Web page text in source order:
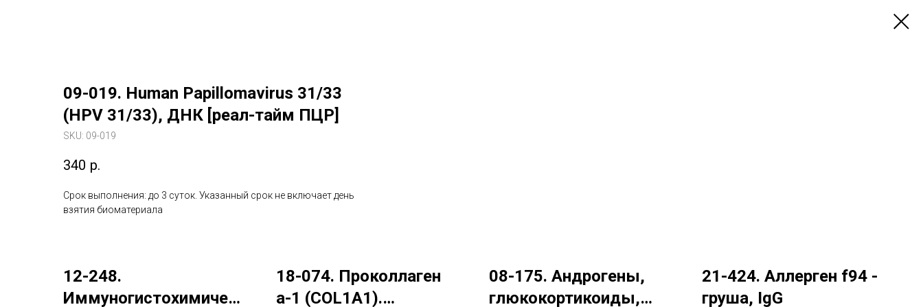
09-019. Human Papillomavirus 31/33
(HPV 31/33), ДНК [реал-тайм ПЦР]
SKU: 09-019
340 р.
Срок выполнения: до 3 суток. Указанный срок не включает день
взятия биоматериала
12-248.
Иммуногистохимическ
18-074. Проколлаген
а-1 (COL1A1).
08-175. Андрогены,
глюкокортикоиды,
21-424. Аллерген f94 -
груша, IgG